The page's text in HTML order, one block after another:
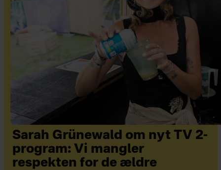
Sarah Grünewald om nyt TV 2-
program: Vi mangler
respekten for de ældre